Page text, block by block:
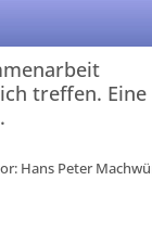
treffen. Eine
Hans Peter